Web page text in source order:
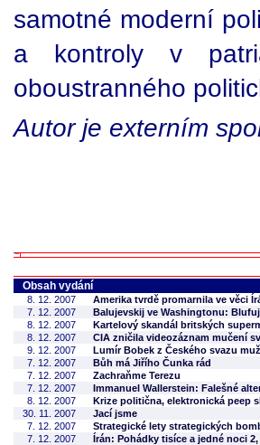
samotné moderní
a kontroly v
oboustranného
Autor je externím
Obsah vydání
8. 12. 2007
Amerika tvrdě promarnila ve věci
7. 12. 2007
Balujevskij ve Washingtonu:
8. 12. 2007
Kartelový skandál britských
8. 12. 2007
CIA zničila videozáznam mučení
9. 12. 2007
Lumír Bobek z Českého svazu
7. 12. 2007
Bůh má Jiřího Čunka rád
7. 12. 2007
Zachraňme Terezu
7. 12. 2007
Immanuel Wallerstein: Falešné
8. 12. 2007
Krize politična, elektronická peep
30. 11. 2007
Jací jsme
7. 12. 2007
Strategické lety strategických
7. 12. 2007
Írán: Pohádky tisíce a jedné noci